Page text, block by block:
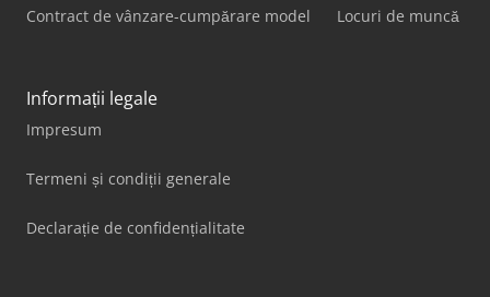
Contract de vânzare-cumpărare model Locuri de muncă
Informații legale
Impresum
Termeni și condiții generale
Declarație de confidențialitate